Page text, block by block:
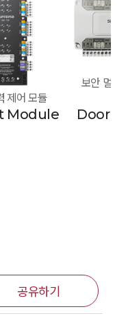
제어 모듈
Module
보안 멀티
Door
공유하기